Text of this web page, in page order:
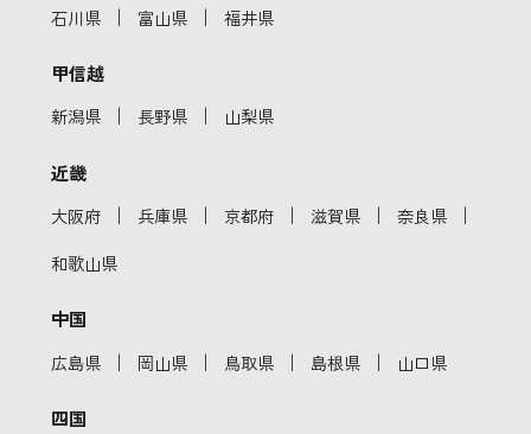
石川県 ｜ 富山県 ｜ 福井県
甲信越
新潟県 ｜ 長野県 ｜ 山梨県
近畿
大阪府 ｜ 兵庫県 ｜ 京都府 ｜ 滋賀県 ｜ 奈良県 ｜
和歌山県
中国
広島県 ｜ 岡山県 ｜ 鳥取県 ｜ 島根県 ｜ 山口県
四国